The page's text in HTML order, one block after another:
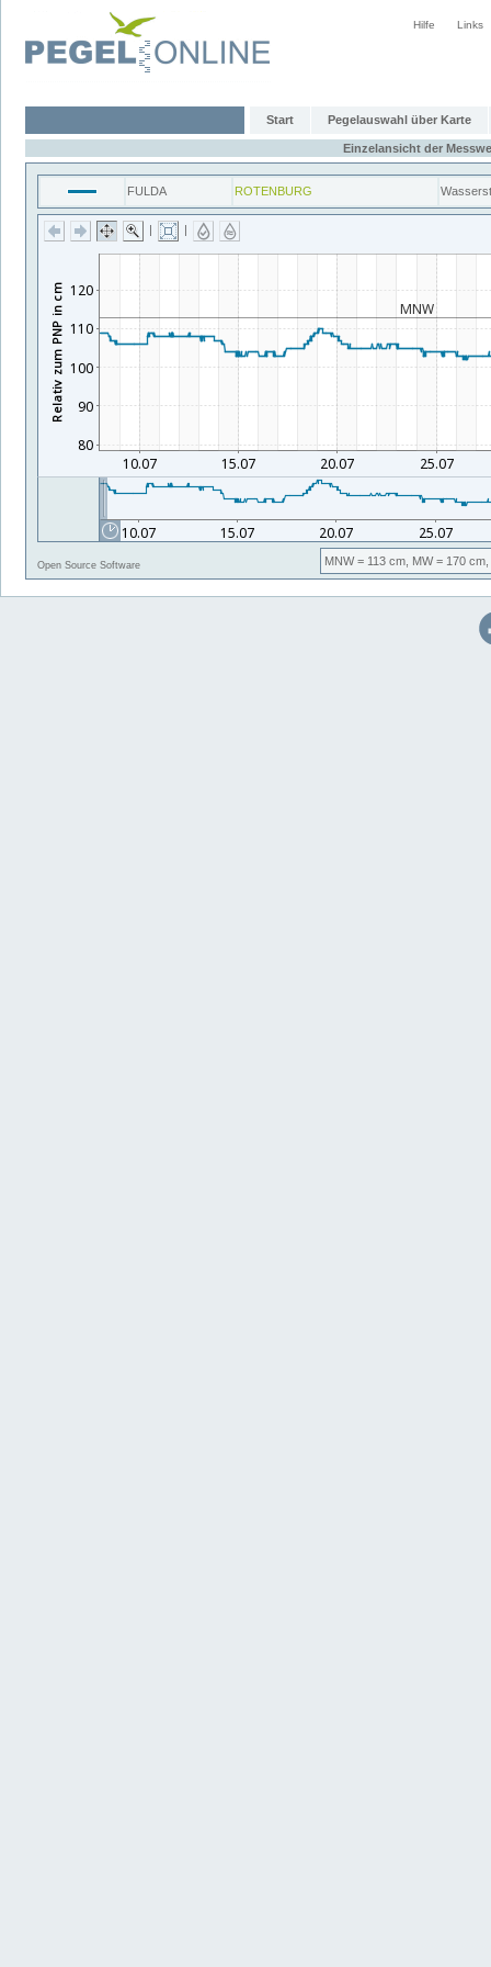
Hilfe Links
Start Pegelauswahl über Karte
Einzelansicht der
FULDA ROTENBURG
| |
Open Source Software MNW= 113 cm, MW= 170 cm,